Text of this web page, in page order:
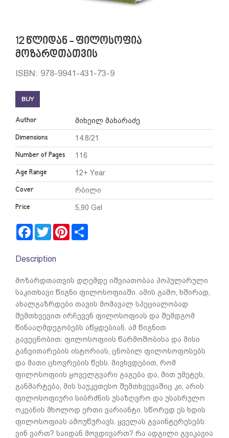
12 წლიდან - ფილოსოფია
მოზარდთათვის
ISBN: 978-9941-431-73-9
BUY
Author მიხეილ მახარაძე
Dimensions 14.8/21
Number of Pages 116
Age Range 12+ Year
Cover რბილი
Price 5,90 Gel
Facebook
TwitterPinterest
Description
მოზარდთათვის დღემდე იშვიათობაა პოპულარული
საკითხავი წიგნი ფილოსოფიაში. ამის გამო, ხშირად,
ახალგაზრდები თავის მომავალ სპეციალობად
შემთხვევით ირჩევენ ფილოსოფიას და შემდგომ
წინააღმდეგობებს აწყდებიან. ამ წიგნით
გავეცნობით: ფილოსოფიის წარმოშობისა და მისი
განვითარების ისტორიას, ცნობილ ფილოსოფოსებს
და მათი ცხოვრების წესს. მივხვდებით, რომ
ფილოსოფიის ყოველგვარი გაგება და, მით უმეტეს,
განმარტება, მის საუკეთესო შემთხვევაშიც კი, არის
ფილოსოფიური სიბრძნის უსაზღვრო და უსასრულო
ოკეანის მხოლოდ ერთი ვარიანტი. სწორედ ეს ხდის
ფილოსოფიას ამოუწურავს. ყველას გვაინტერესებს:
ვინ ვართ? საიდან მოვდივართ? რა ადგილი გვიკავია